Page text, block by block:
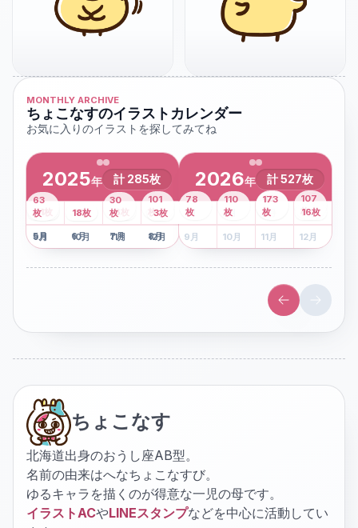
MONTHLY ARCHIVE
ちょこなすのイラストカレンダー
お気に入りのイラストを探してみてね
2025年 計 285枚
1月
2枚 2月 3月 4月
8枚
5月
41 枚
6月
13枚
7月
6枚
8月
101
枚
9月
63
枚
10月
18枚
11月
30
枚
12月
3枚
2026年 計527枚
1月 2月 3月
43
枚
4月
107
枚
5 月
78
枚
6月
110
枚
7月
173
枚
8月
16枚
9 月 10月 11月 12月
ちょこなす
北海道出身のおうし座AB型。
名前の由来はへなちょこなすび。
ゆるキャラを描くのが得意な一児の母です。
イラストACやLINEスタンプなどを中心に活動してい